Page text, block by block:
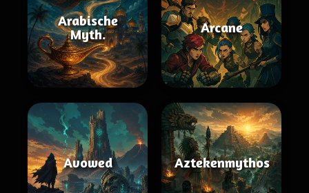
Arabische
Myth.
Arcane
Avowed Aztekenmythos